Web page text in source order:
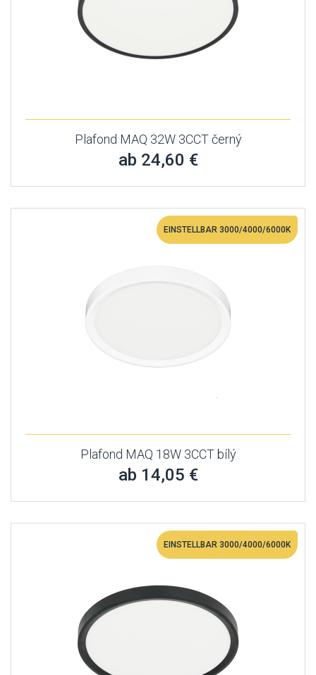
Plafond MAQ 32W 3CCT černý
ab 24,60 €
EINSTELLBAR 3000/4000/6000K
Plafond MAQ 18W 3CCT bílý
ab 14,05 €
EINSTELLBAR 3000/4000/6000K